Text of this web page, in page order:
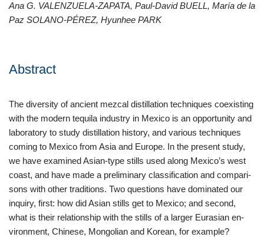
Ana G. VALENZUELA-ZAPATA, Paul-David BUELL, María de la
Paz SOLANO-PÉREZ, Hyunhee PARK
Abstract
The diversity of ancient mezcal distillation techniques coexisting
with the modern tequila industry in Mexico is an opportunity and
laboratory to study distillation history, and various techniques
coming to Mexico from Asia and Europe. In the present study,
we have examined Asian-type stills used along Mexico’s west
coast, and have made a preliminary classification and compari-
sons with other traditions. Two questions have dominated our
inquiry, first: how did Asian stills get to Mexico; and second,
what is their relationship with the stills of a larger Eurasian en-
vironment, Chinese, Mongolian and Korean, for example?